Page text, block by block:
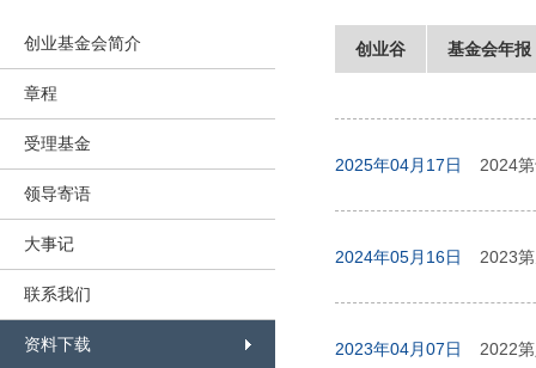
创业基金会简介
章程
受理基金
领导寄语
大事记
联系我们
资料下载
创业谷 基金会年报
2025年04月17日 2024
2024年05月16日 2023
2023年04月07日 2022